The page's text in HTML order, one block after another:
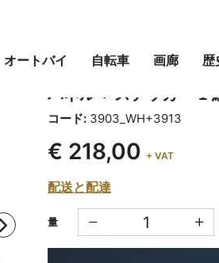
オートバイ 自転車 画廊 歴
DUCATI DESERTX ス
パネル + ステッカー 1
コード: 3903_WH+3913
€ 218,00 + VAT
配送と配達
量